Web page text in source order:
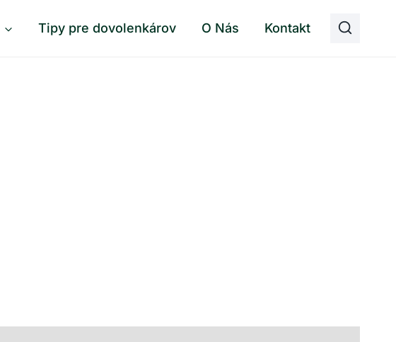
Tipy pre dovolenkárov O Nás Kontakt